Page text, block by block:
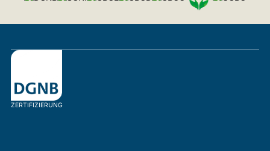
ZERTIFIZIERUNG